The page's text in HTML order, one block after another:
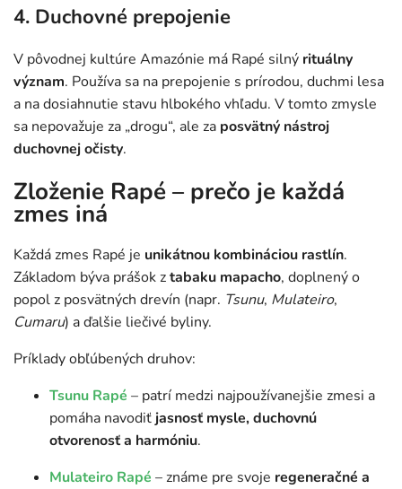
4. Duchovné prepojenie
V pôvodnej kultúre Amazónie má Rapé silný rituálny
význam. Používa sa na prepojenie s prírodou, duchmi lesa
a na dosiahnutie stavu hlbokého vhľadu. V tomto zmysle
sa nepovažuje za „drogu“, ale za posvätný nástroj
duchovnej očisty.
Zloženie Rapé – prečo je každá
zmes iná
Každá zmes Rapé je unikátnou kombináciou rastlín.
Základom býva prášok ztabaku mapacho, doplnený o
popol z posvätných drevín (napr. Tsunu, Mulateiro,
Cumaru) a ďalšie liečivé byliny.
Príklady obľúbených druhov:
Tsunu Rapé – patrí medzi najpoužívanejšie zmesi a
pomáha navodiť jasnosť mysle, duchovnú
otvorenosť a harmóniu.
Mulateiro Rapé – známe pre svoje regeneračné a